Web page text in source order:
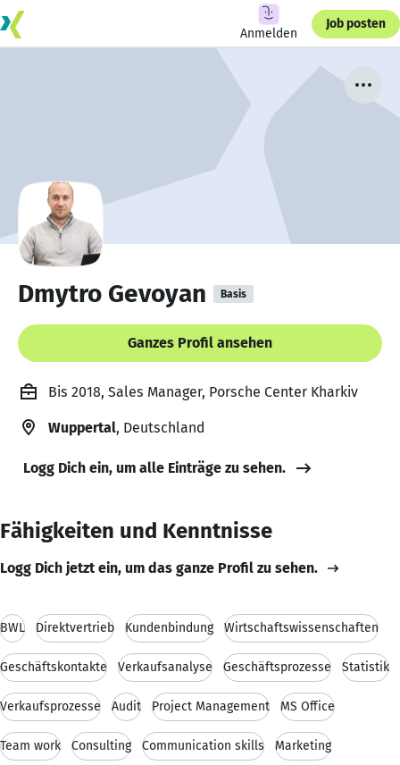
Anmelden
Job posten
Dmytro Gevoyan Basis
Ganzes Profil ansehen
Bis 2018, Sales Manager, Porsche Center Kharkiv
Wuppertal, Deutschland
Logg Dich ein, um alle Einträge zu sehen.
Fähigkeiten und Kenntnisse
Logg Dich jetzt ein, um das ganze Profil zu sehen.
BWL Direktvertrieb Kundenbindung Wirtschaftswissenschaften
Geschäftskontakte Verkaufsanalyse Geschäftsprozesse Statistik
Verkaufsprozesse Audit Project Management MS Office
Team work Consulting Communication skills Marketing